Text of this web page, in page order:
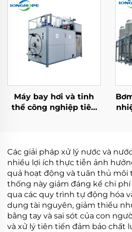
Evaporator máy nhà
máy sản xuất
Máy bay hơi và tinh
thể công nghiệp tiêu
Các giải pháp xử lý nước và
nhiều lợi ích thực tiễn ảnh
quả hoạt động và tuân thủ môi
thống này giảm đáng kể chi
qua các quy trình tự động hóa
dụng tài nguyên, giảm thiểu
bằng tay và sai sót của con
và xử lý tiên tiến đảm bảo chất